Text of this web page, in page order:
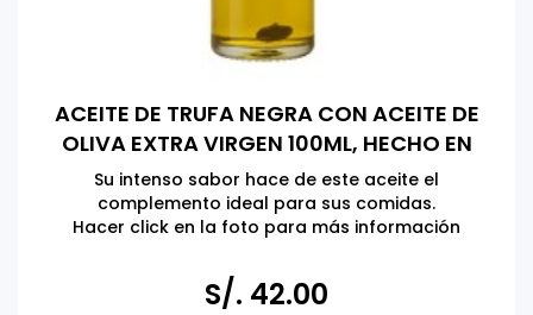
ACEITE DE TRUFA NEGRA CON ACEITE DE
OLIVA EXTRA VIRGEN 100ML, HECHO EN
ITALIA
Su intenso sabor hace de este aceite el
complemento ideal para sus comidas.
Hacer click en la foto para más información
S/. 42.00